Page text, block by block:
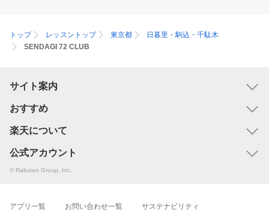
トップ レッスントップ 東京都
日暮里・駒込・千駄木
SENDAGI 72 CLUB
サイト案内
おすすめ
楽天について
公式アカウント
© Rakuten Group, Inc.
アプリ一覧 お問い合わせ一覧 サステナビリティ